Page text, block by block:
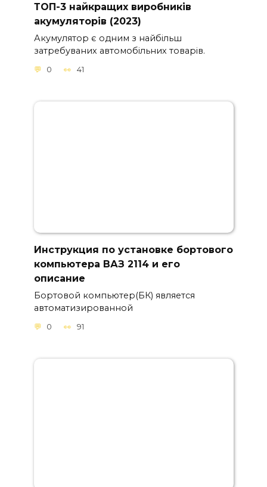
ТОП-3 найкращих виробників
акумуляторів (2023)
Акумулятор є одним з найбільш
затребуваних автомобільних товарів.
0 41
Инструкция по установке бортового
компьютера ВАЗ 2114 и его
описание
Бортовой компьютер(БК) является
автоматизированной
0 91